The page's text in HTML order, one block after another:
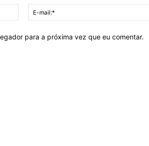
Nome:*
para a próxima vez que eu comentar.